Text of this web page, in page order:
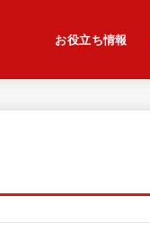
お役立ち情報